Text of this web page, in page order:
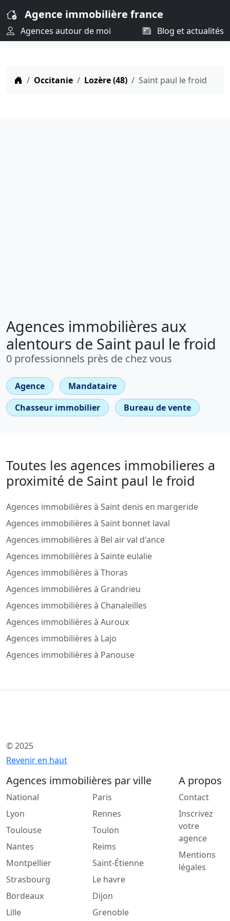
Agence immobilière france
Agences autour de moi Blog et actualités
Occitanie Lozère (48) Saint paul le froid
Agences immobilières aux
alentours de Saint paul le froid
0 professionnels près de chez vous
Agence
Mandataire
Chasseur immobilier
Bureau de vente
Toutes les agences immobilieres a
proximité de Saint paul le froid
Agences immobilières à Saint denis en margeride
Agences immobilières à Saint bonnet laval
Agences immobilières à Bel air val d'ance
Agences immobilières à Sainte eulalie
Agences immobilières à Thoras
Agences immobilières à Grandrieu
Agences immobilières à Chanaleilles
Agences immobilières à Auroux
Agences immobilières à Lajo
Agences immobilières à Panouse
© 2025
Revenir en haut
Agences immobilières par ville
National
Lyon
Toulouse
Nantes
Montpellier
Strasbourg
Bordeaux
Lille
Paris
Rennes
Toulon
Reims
Saint-Étienne
Le havre
Dijon
Grenoble
A propos
Contact
Inscrivez
votre
agence
Mentions
légales